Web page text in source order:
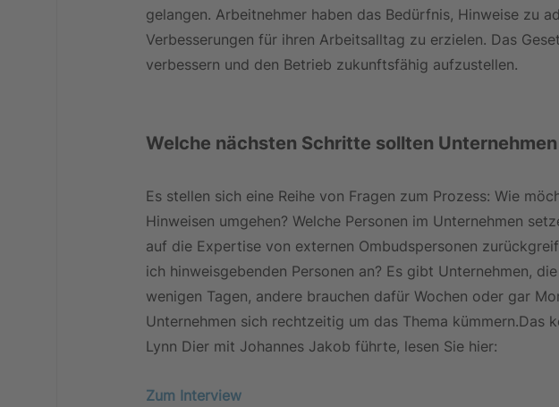
gelangen. Arbeitnehmer haben das Bedürfnis, Hinweise zu
Verbesserungen für ihren Arbeitsalltag zu erzielen. Das
verbessern und den Betrieb zukunftsfähig aufzustellen.
Welche nächsten Schritte sollten
Es stellen sich eine Reihe von Fragen zum Prozess: Wie
Hinweisen umgehen? Welche Personen im Unternehmen
auf die Expertise von externen Ombudspersonen
ich hinweisgebenden Personen an? Es gibt Unternehmen,
wenigen Tagen, andere brauchen dafür Wochen oder gar
Unternehmen sich rechtzeitig um das Thema kümmern.Das
Lynn Dier mit Johannes Jakob führte, lesen Sie hier:
Zum Interview